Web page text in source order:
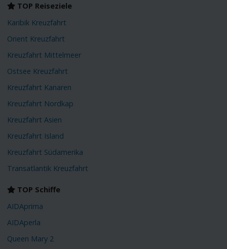
TOP Reiseziele
Karibik Kreuzfahrt
Orient Kreuzfahrt
Kreuzfahrt Mittelmeer
Ostsee Kreuzfahrt
Kreuzfahrt Kanaren
Kreuzfahrt Nordkap
Kreuzfahrt Asien
Kreuzfahrt Island
Kreuzfahrt Südamerika
Transatlantik Kreuzfahrt
TOP Schiffe
AIDAprima
AIDAperla
Queen Mary 2